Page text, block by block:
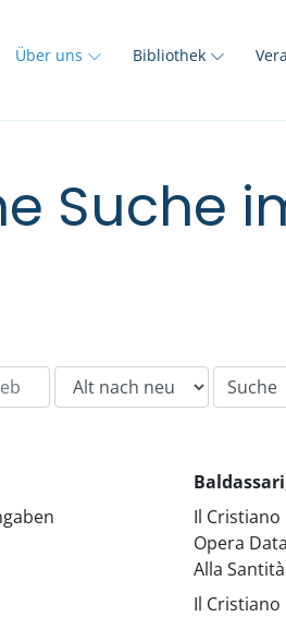
Über uns Bibliothek
Suche
Il
Opera
Alla
Il